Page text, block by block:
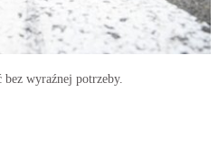
wyraźnej potrzeby.